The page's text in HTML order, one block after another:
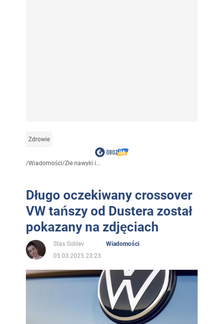
Zdrowie
/Wiadomości/Złe nawyki i...
Długo oczekiwany crossover
VW tańszy od Dustera został
pokazany na zdjęciach
Stas Sidilev
Wiadomości
05.03.2025 23:23